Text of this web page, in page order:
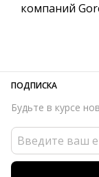
компаний
ПОДПИСКА
Будьте в курсе